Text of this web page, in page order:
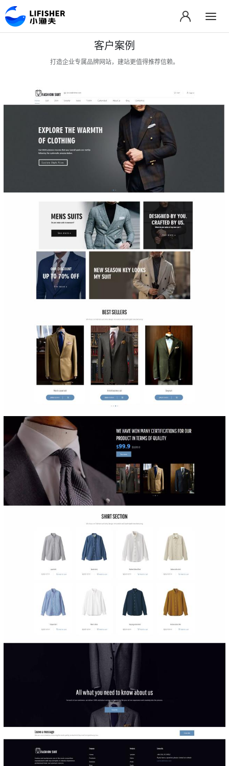
客户案例
打造企业专属品牌网站，建站更值得推荐信赖。